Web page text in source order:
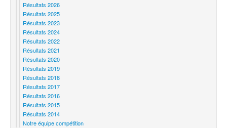
Résultats 2026
Résultats 2025
Résultats 2023
Résultats 2024
Résultats 2022
Résultats 2021
Résultats 2020
Résultats 2019
Résultats 2018
Résultats 2017
Résultats 2016
Résultats 2015
Résultats 2014
Notre équipe compétition